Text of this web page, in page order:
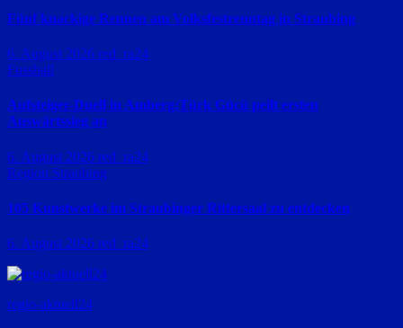
Fünf knackige Rennen am Volksfestrenntag in Straubing
6. August 2026 red_ra24
Fussball
Aufsteiger-Duell in Amberg:Türk Gücü peilt ersten
Auswärtssieg an
6. August 2026 red_ra24
Region Straubing
105 Kunstwerke im Straubinger Rittersaal zu entdecken
6. August 2026 red_ra24
regio-aktuell24